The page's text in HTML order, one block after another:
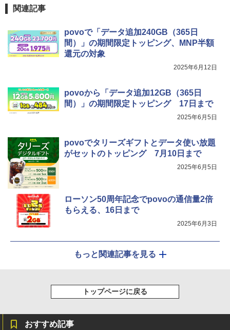
関連記事
povoで「データ追加240GB（365日
間）」の期間限定トッピング、MNP半額
還元の対象
2025年6月12日
povoから「データ追加12GB（365日
間）」の期間限定トッピング 17日まで
2025年6月5日
povoでタリーズギフトとデータ使い放題
がセットのトッピング 7月10日まで
2025年6月5日
ローソン50周年記念でpovoの通信量2倍
もらえる、16日まで
2025年6月3日
もっと関連記事を見る
トップページに戻る
おすすめ記事